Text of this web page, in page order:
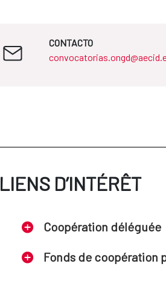
CONTACTO
LIENS D’INTÉRÊT
Coopération déléguée
Fonds de coopération